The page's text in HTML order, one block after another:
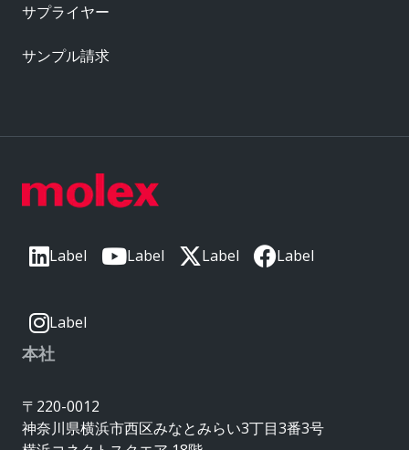
Label Label Label Label
Label
本社
〒220-0012
神奈川県横浜市西区みなとみらい3丁目3番3号
サプライヤー
サンプル請求